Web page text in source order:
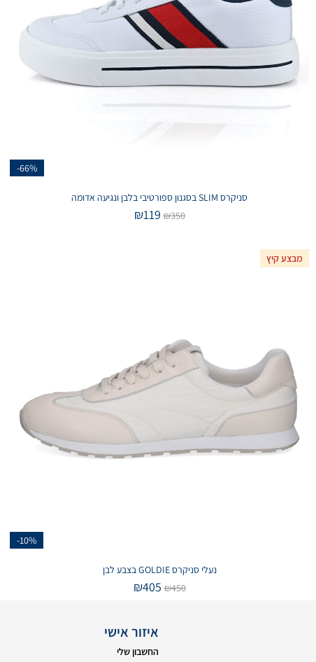
-66%
סניקרס SLIM בסגנון ספורטיבי בלבן ונגיעה אדומה
₪350
₪119
מבצע קיץ
-10%
נעלי סניקרס GOLDIE בצבע לבן
₪450
₪405
איזור אישי
החשבון שלי